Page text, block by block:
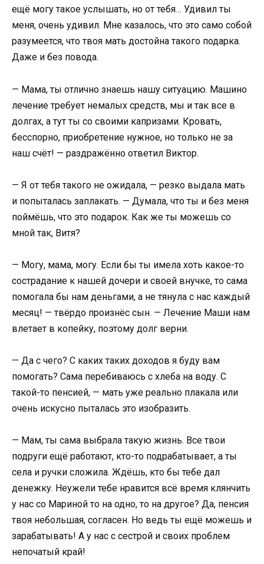
ещё могу такое услышать, но от тебя… Удивил ты
меня, очень удивил. Мне казалось, что это само собой
разумеется, что твоя мать достойна такого подарка.
Даже и без повода.
— Мама, ты отлично знаешь нашу ситуацию. Машино
лечение требует немалых средств, мы и так все в
долгах, а тут ты со своими капризами. Кровать,
бесспорно, приобретение нужное, но только не за
наш счёт! — раздражённо ответил Виктор.
— Я от тебя такого не ожидала, — резко выдала мать
и попыталась заплакать. — Думала, что ты и без меня
поймёшь, что это подарок. Как же ты можешь со
мной так, Витя?
— Могу, мама, могу. Если бы ты имела хоть какое-то
сострадание к нашей дочери и своей внучке, то сама
помогала бы нам деньгами, а не тянула с нас каждый
месяц! — твёрдо произнёс сын. — Лечение Маши нам
влетает в копейку, поэтому долг верни.
— Да с чего? С каких таких доходов я буду вам
помогать? Сама перебиваюсь с хлеба на воду. С
такой-то пенсией, — мать уже реально плакала или
очень искусно пыталась это изобразить.
— Мам, ты сама выбрала такую жизнь. Все твои
подруги ещё работают, кто-то подрабатывает, а ты
села и ручки сложила. Ждёшь, кто бы тебе дал
денежку. Неужели тебе нравится всё время клянчить
у нас со Мариной то на одно, то на другое? Да, пенсия
твоя небольшая, согласен. Но ведь ты ещё можешь и
зарабатывать! А у нас с сестрой и своих проблем
непочатый край!